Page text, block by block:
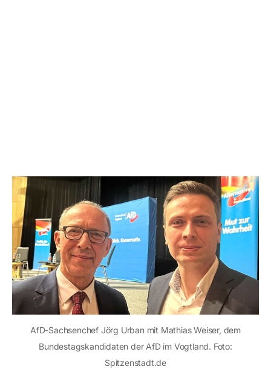
AfD-Sachsenchef Jörg Urban mit Mathias Weiser, dem
Bundestagskandidaten der AfD im Vogtland. Foto:
Spitzenstadt.de